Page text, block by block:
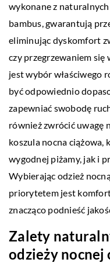
wykonane z
bambus, gwarantują
eliminując dyskomfort
czy przegrzewaniem
jest wybór właściwego
być odpowiednio
zapewniać swobodę
również zwrócić uwagę
koszula nocna ciążowa,
wygodnej piżamy, jak i
Wybierając odzież
priorytetem jest
znacząco podnieść
Zalety
odzieży nocnej